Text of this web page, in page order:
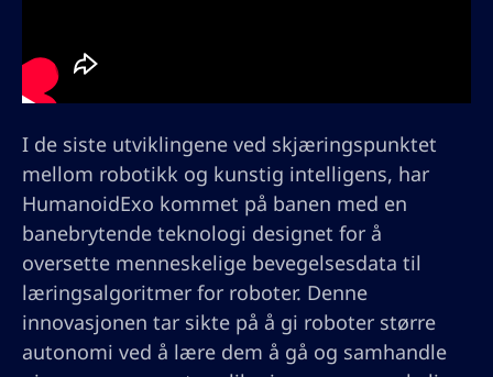
I de siste utviklingene ved skjæringspunktet
mellom robotikk og kunstig intelligens, har
HumanoidExo kommet på banen med en
banebrytende teknologi designet for å
oversette menneskelige bevegelsesdata til
læringsalgoritmer for roboter. Denne
innovasjonen tar sikte på å gi roboter større
autonomi ved å lære dem å gå og samhandle